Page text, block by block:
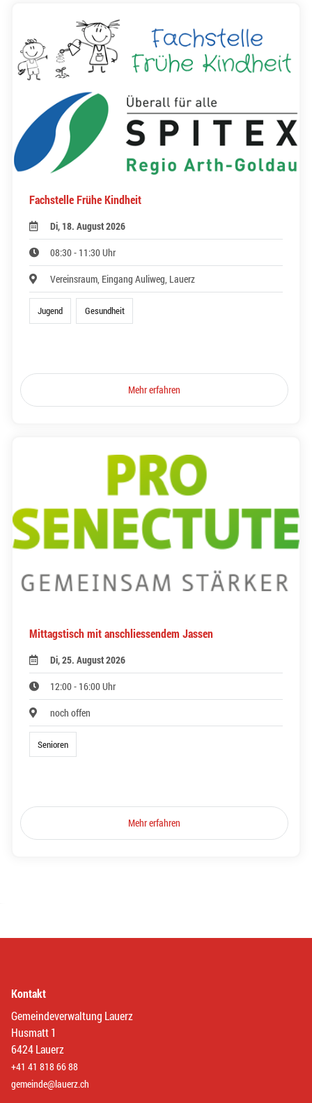
Fachstelle Frühe Kindheit
Di, 18. August 2026
08:30 - 11:30 Uhr
Vereinsraum, Eingang Auliweg, Lauerz
Jugend Gesundheit
Mehr erfahren
Mittagstisch mit anschliessendem Jassen
Di, 25. August 2026
12:00 - 16:00 Uhr
noch offen
Senioren
Mehr erfahren
Kontakt
Gemeindeverwaltung Lauerz
Husmatt 1
6424 Lauerz
+41 41 818 66 88
gemeinde@lauerz.ch